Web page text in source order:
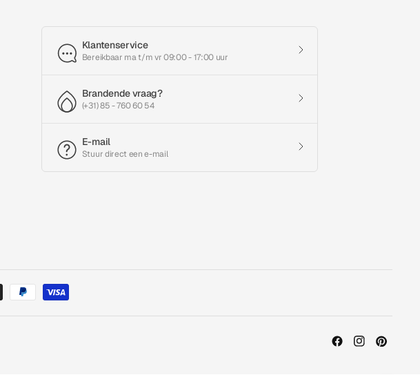
Klantenservice
Bereikbaar ma t/m vr 09:00 - 17:00 uur
Brandende vraag?
(+31) 85 - 760 60 54
E-mail
Stuur direct een e-mail